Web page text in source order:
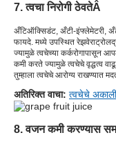
7. त्वचा निरोगी ठेवतेÂ
अँटिऑक्सिडंट, अँटी-इंफ्लेमेटरी,
फायदे . मध्ये उपस्थित रेझवेराट्रोल
ज्यामुळे त्वचेच्या कर्करोगापासून
कमी करते ज्यामुळे त्वचेचे वृद्धत्व
तुम्हाला त्वचेचे आरोग्य राखण्यात
अतिरिक्त वाचा: त्वचेचे अकाली
8. वजन कमी करण्यास